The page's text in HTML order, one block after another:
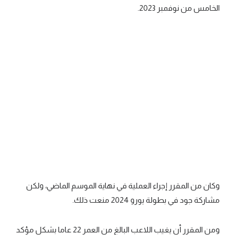
الخامس من نوفمبر 2023.
وكان من المقرر إجراء العملية في نهاية الموسم الماضي، ولكن
مشاركة جود في بطولة يورو 2024 منعت ذلك.
ومن المقرر أن يغيب اللاعب البالغ من العمر 22 عاما بشكل مؤكد